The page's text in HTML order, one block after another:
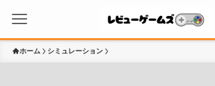
ホーム シミュレーション